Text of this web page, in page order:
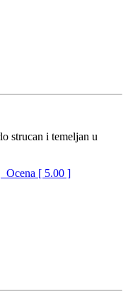
strucan i temeljan u
Ocena [ 5.00 ]